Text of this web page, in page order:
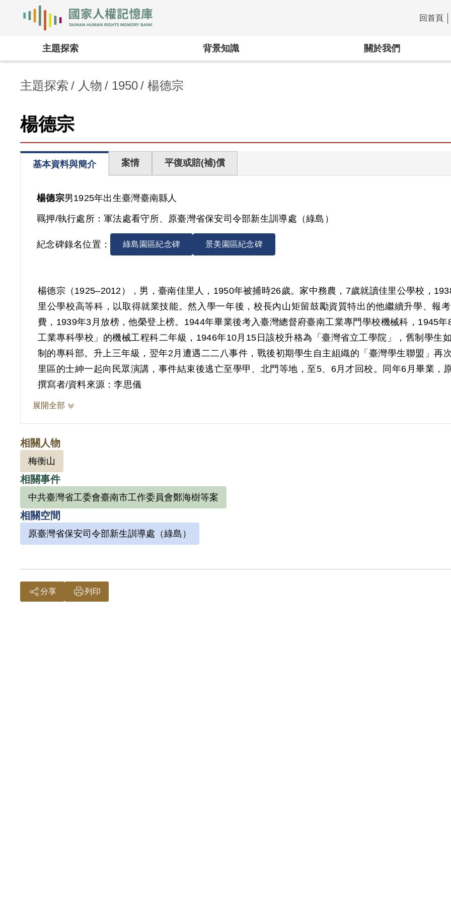
:::
回首頁
主題探索 背景知識 關於我們
主題探索 人物 1950 楊德宗
楊德宗
基本資料與簡介 案情 平復或賠(補)償
楊德宗男1925年出生臺灣臺南縣人
羈押/執行處所：軍法處看守所、原臺灣省保安司令部新生訓導處（綠島）
紀念碑錄名位置： 綠島園區紀念碑 景美園區紀念碑
楊德宗（1925–2012），男，臺南佳里人，1950年被捕時26歲。家中務農，7歲就讀佳里公學校，
里公學校高等科，以取得就業技能。然入學一年後，校長內山矩留鼓勵資質特出的他繼續升學、報
費，1939年3月放榜，他榮登上榜。1944年畢業後考入臺灣總督府臺南工業專門學校機械科，1945
工業專科學校」的機械工程科二年級，1946年10月15日該校升格為「臺灣省立工學院」，舊制學生
制的專科部。升上三年級，翌年2月遭遇二二八事件，戰後初期學生自主組織的「臺灣學生聯盟」再
里區的士紳一起向民眾演講，事件結束後逃亡至學甲、北門等地，至5、6月才回校。同年6月畢業，
賄賂糖廠高層而失業，1948年應聘至臺南工業學校任教職。1950年8月楊德宗回到故鄉佳里，同事林
的人麻煩，但認為楊德宗參與不久應不會有事，楊德宗決定回臺南市的宿舍一探究竟卻遭逮捕，拘捕
樹、何川、何秀吉於1947年5月及12月分別密設臺南市工作委員會，分任書記、組織、宣傳等職，吸
學生蔡堃輝、陳來發等，設立臺南工學院附屬工業學校臺南省立工業學校支部，根據臺灣省保安司
「參加叛亂之組織」處有期徒刑5年、褫奪公權2年。楊德宗自述在二二八事件後，政治腐敗情形未見
在臺南工業學校任職期間，與同事通常3人為一組，每週一次召開討論會交換意見，因此參加讀書會
除了共組讀書會的2、3個人以外，其餘不盡相識，遑論為同一組織。
在綠島服刑3年，1955年9月6日刑滿獲釋，返回佳里卻無法復職於臺南工業學校，後經親友介紹，進
「臺灣自行車公司」，工作數十載，鑽研自行車技術，不幸最後公司面臨惡性競爭倒閉，爾後陸續到
楊德宗於2000年1月7日向補償基金會提出補償申請，2001年11月17日經第二屆第十四次臨時董事會
告撤銷判決處分。
撰寫者/資料來源：李思儀
展開全部
相關人物
梅衡山
相關事件
中共臺灣省工委會臺南市工作委員會鄭海樹等案
相關空間
原臺灣省保安司令部新生訓導處（綠島）
分享 列印